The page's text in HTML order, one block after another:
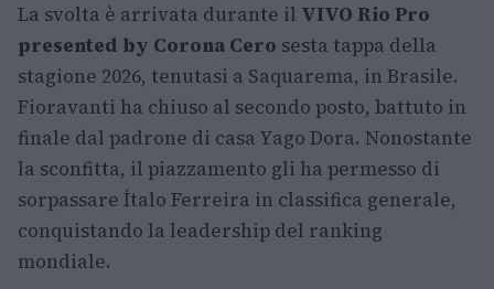
La svolta è arrivata durante il VIVO Rio Pro
presented by Corona Cero sesta tappa della
stagione 2026, tenutasi a Saquarema, in Brasile.
Fioravanti ha chiuso al secondo posto, battuto in
finale dal padrone di casa Yago Dora. Nonostante
la sconfitta, il piazzamento gli ha permesso di
sorpassare Ítalo Ferreira in classifica generale,
conquistando la leadership del ranking
mondiale.